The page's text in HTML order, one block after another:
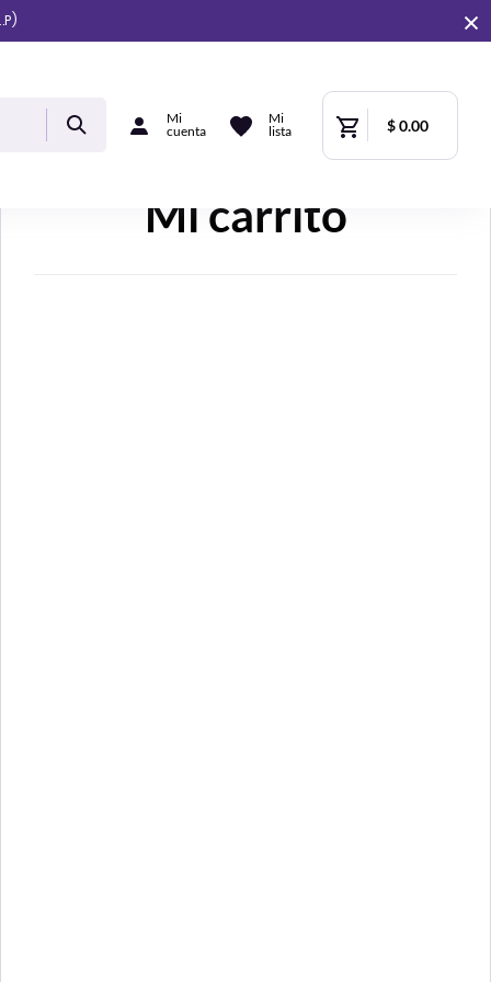
Mi
cuenta
Mi
lista
$ 0.00
Mi carrito